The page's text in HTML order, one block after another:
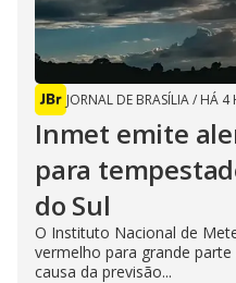
JORNAL DE BRASÍLIA/ HÁ 4
Inmet emite
para
do Sul
O Instituto Nacional de
vermelho para grande
causa da previsão...